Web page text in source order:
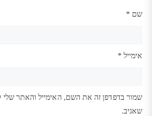
שם *
אימייל *
שמור בדפדפן זה את השם, האימייל והאתר
שאגיב.